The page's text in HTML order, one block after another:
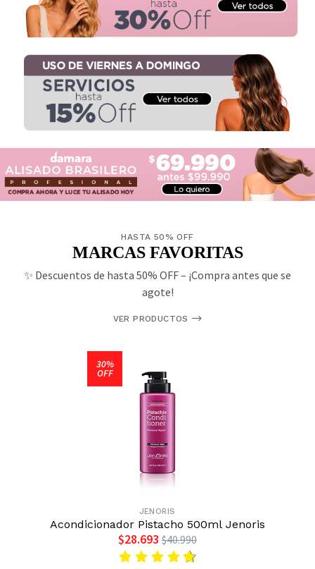
HASTA 50% OFF
MARCAS FAVORITAS
✨ Descuentos de hasta 50% OFF – ¡Compra antes que se
agote!
VER PRODUCTOS
30%
OFF
JENORIS
Acondicionador Pistacho 500ml Jenoris
$28.693 $40.990